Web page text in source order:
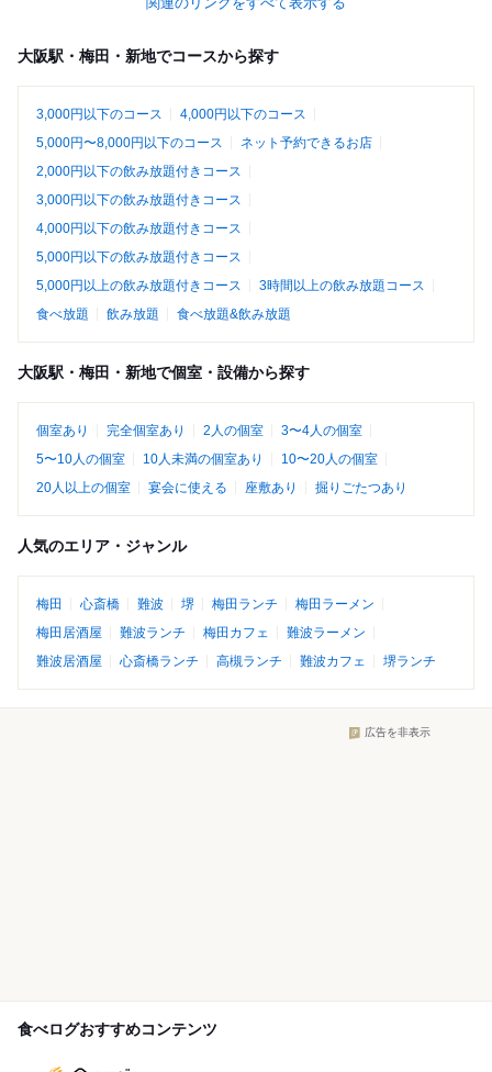
大阪駅・梅田・新地でコースから探す
3,000円以下のコース
4,000円以下のコース
5,000円〜8,000円以下のコース
ネット予約できるお店
2,000円以下の飲み放題付きコース
3,000円以下の飲み放題付きコース
4,000円以下の飲み放題付きコース
5,000円以下の飲み放題付きコース
5,000円以上の飲み放題付きコース
3時間以上の飲み放題コース
食べ放題
飲み放題 食べ放題&飲み放題
大阪駅・梅田・新地で個室・設備から探す
個室あり 完全個室あり 2人の個室
3〜4人の個室
5〜10人の個室
10人未満の個室あり
10〜20人の個室
20人以上の個室
宴会に使える 座敷あり 掘りごたつあり
人気のエリア・ジャンル
梅田 心斎橋 難波 堺 梅田ランチ
梅田ラーメン
梅田居酒屋
難波ランチ 梅田カフェ
難波ラーメン
難波居酒屋
心斎橋ランチ 高槻ランチ 難波カフェ 堺ランチ
広告を非表示
食べログおすすめコンテンツ